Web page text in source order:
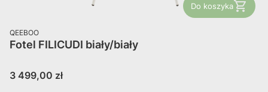
Do koszyka
PRODUCENT
QEEBOO
Fotel FILICUDI biały/biały
Cena
3 499,00 zł